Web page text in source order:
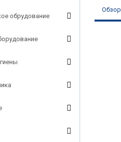
обрудование
Обзор